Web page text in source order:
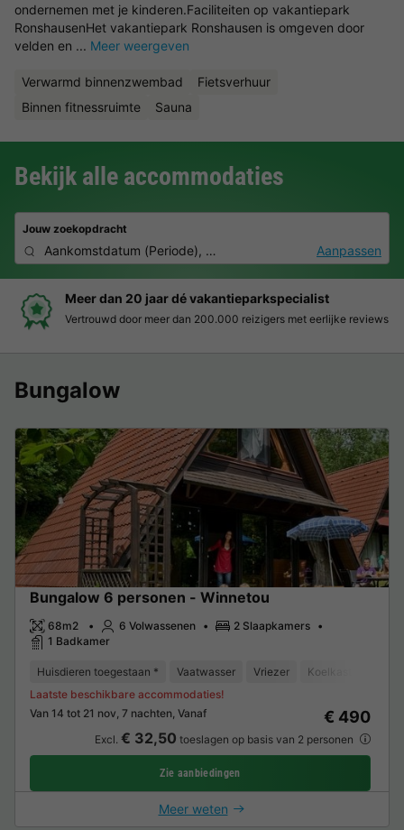
ondernemen met je kinderen.Faciliteiten op vakantiepark
RonshausenHet vakantiepark Ronshausen is omgeven door
velden en ... Meer weergeven
Verwarmd binnenzwembad
Fietsverhuur
Binnen fitnessruimte
Sauna
Bekijk alle accommodaties
Jouw zoekopdracht
Aankomstdatum (Periode), 2 personen, 0 huisdierAanpassen
eerlijke reviews
Boek eenvoudig en zonder stress
Duidelijke prijzen, moeiteloos boeken en
Bungalow
Bungalow 6 personen - Winnetou
68m2 6 Volwassenen
2 Slaapkamers
1 Badkamer
Huisdieren toegestaan * Vaatwasser Vriezer Koelkast
Van 14 tot 21 nov, 7 nachten, Vanaf
Laatste beschikbare accommodaties!
€ 490
Excl. € 32,50 toeslagen op basis van 2 personen
Zie aanbiedingen
Meer weten